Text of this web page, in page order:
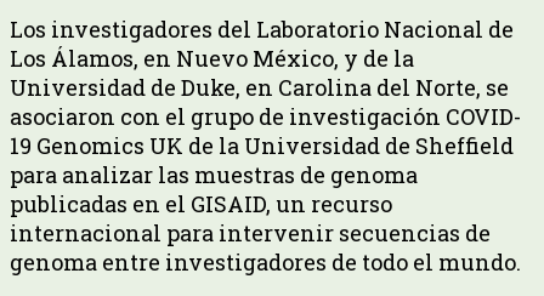
Los investigadores del Laboratorio Nacional de
Los Álamos, en Nuevo México, y de la
Universidad de Duke, en Carolina del Norte, se
asociaron con el grupo de investigación COVID-
19 Genomics UK de la Universidad de Sheffield
para analizar las muestras de genoma
publicadas en el GISAID, un recurso
internacional para intervenir secuencias de
genoma entre investigadores de todo el mundo.